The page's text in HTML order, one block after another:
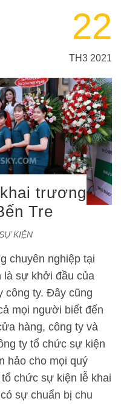
22
TH3 2021
trương
Tre
KIỆN
chuyên nghiệp tại
là sự khởi đầu của
công ty. Đây cũng
mọi người biết đến
hàng, công ty và
ty tổ chức sự kiện
hảo cho mọi quý
chức sự kiện lễ khai
sự chuẩn bị chu